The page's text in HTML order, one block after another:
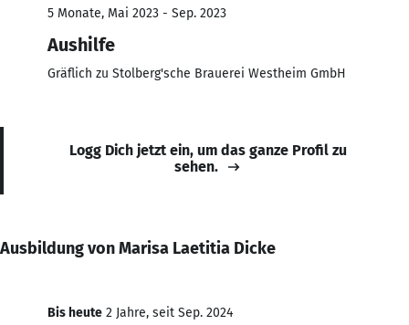
5 Monate, Mai 2023 - Sep. 2023
Aushilfe
Gräflich zu Stolberg'sche Brauerei Westheim GmbH
Logg Dich jetzt ein, um das ganze Profil zu
sehen.
Ausbildung von Marisa Laetitia Dicke
Bis heute 2 Jahre, seit Sep. 2024